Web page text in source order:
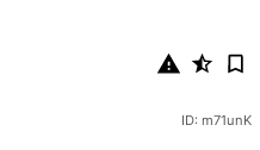
ID: m71unK